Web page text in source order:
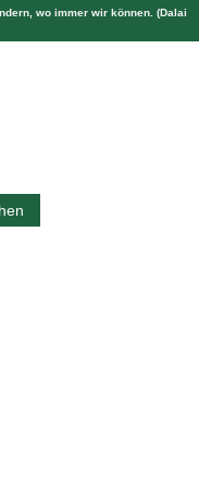
wo immer wir können. (Dalai